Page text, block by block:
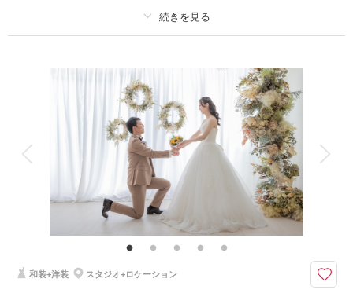
新郎衣装2着
小物一式
データ 210 カット 台紙付写真
会食 挙式
家族用衣装レンタル ペットと撮影
その他含むもの
衣装差額無し・肌着や草履・インナー類・ 撮影申請料・ロケ先までの送
迎・撮影小物・メイクスタッフ撮影同行・撮影日程変更無料
和装+洋装 スタジオ+ロケーション